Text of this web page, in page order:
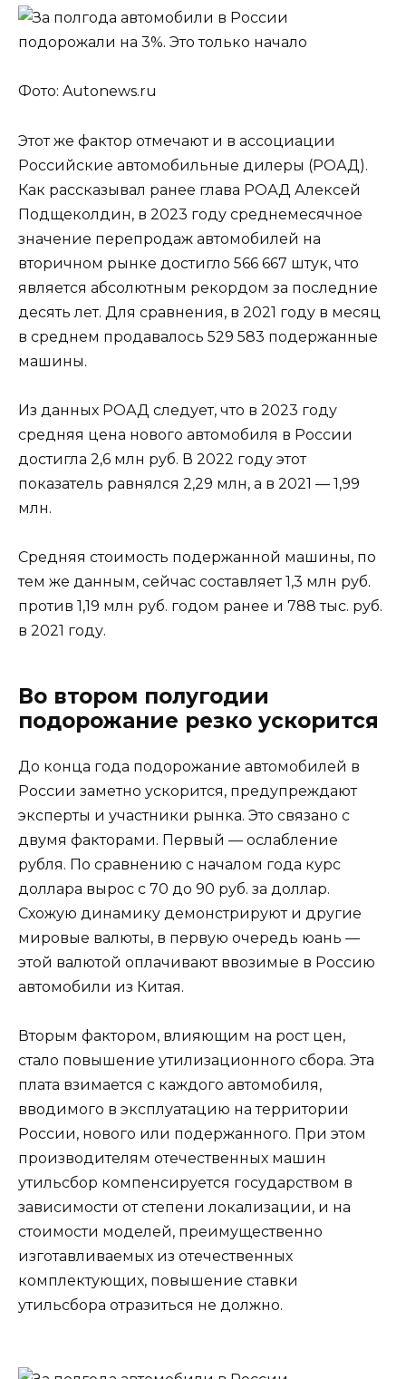
Фото: Autonews.ru
Этот же фактор отмечают и в ассоциации
Российские автомобильные дилеры (РОАД).
Как рассказывал ранее глава РОАД Алексей
Подщеколдин, в 2023 году среднемесячное
значение перепродаж автомобилей на
вторичном рынке достигло 566 667 штук, что
является абсолютным рекордом за последние
десять лет. Для сравнения, в 2021 году в месяц
в среднем продавалось 529 583 подержанные
машины.
Из данных РОАД следует, что в 2023 году
средняя цена нового автомобиля в России
достигла 2,6 млн руб. В 2022 году этот
показатель равнялся 2,29 млн, а в 2021 — 1,99
млн.
Средняя стоимость подержанной машины, по
тем же данным, сейчас составляет 1,3 млн руб.
против 1,19 млн руб. годом ранее и 788 тыс. руб.
в 2021 году.
Во втором полугодии
подорожание резко ускорится
До конца года подорожание автомобилей в
России заметно ускорится, предупреждают
эксперты и участники рынка. Это связано с
двумя факторами. Первый — ослабление
рубля. По сравнению с началом года курс
доллара вырос с 70 до 90 руб. за доллар.
Схожую динамику демонстрируют и другие
мировые валюты, в первую очередь юань —
этой валютой оплачивают ввозимые в Россию
автомобили из Китая.
Вторым фактором, влияющим на рост цен,
стало повышение утилизационного сбора. Эта
плата взимается с каждого автомобиля,
вводимого в эксплуатацию на территории
России, нового или подержанного. При этом
производителям отечественных машин
утильсбор компенсируется государством в
зависимости от степени локализации, и на
стоимости моделей, преимущественно
изготавливаемых из отечественных
комплектующих, повышение ставки
утильсбора отразиться не должно.